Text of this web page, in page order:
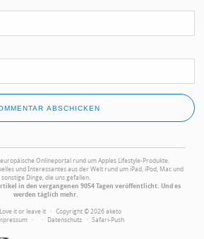
Onlineportal rund um Apples Lifestyle-Produkte.
und Interessantes aus der Welt rund um iPad, iPod, Mac und
sonstige Dinge, die uns gefallen.
in den vergangenen 9054 Tagen veröffentlicht. Und es
werden täglich mehr.
it or leave it · Copyright © 2026 aketo
· · Datenschutz · Safari-Push